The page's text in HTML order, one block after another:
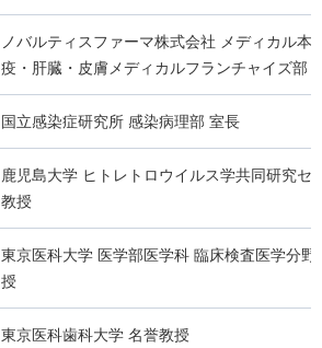
ノバルティスファーマ株式会社 メディカル本
疫・肝臓・皮膚メディカルフランチャイズ部
国立感染症研究所 感染病理部 室長
鹿児島大学 ヒトレトロウイルス学共同研究セ
教授
東京医科大学 医学部医学科 臨床検査医学分野
授
東京医科歯科大学 名誉教授